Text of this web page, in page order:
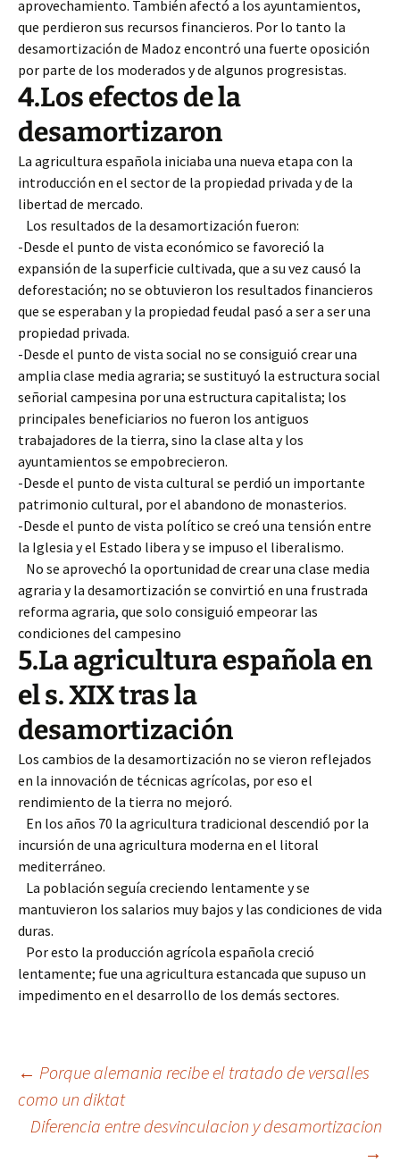
aprovechamiento. También afectó a los ayuntamientos,
que perdieron sus recursos financieros. Por lo tanto la
desamortización de Madoz encontró una fuerte oposición
por parte de los moderados y de algunos progresistas.
4.Los efectos de la
desamortizaron
La agricultura española iniciaba una nueva etapa con la
introducción en el sector de la propiedad privada y de la
libertad de mercado.
Los resultados de la desamortización fueron:
-Desde el punto de vista económico se favoreció la
expansión de la superficie cultivada, que a su vez causó la
deforestación; no se obtuvieron los resultados financieros
que se esperaban y la propiedad feudal pasó a ser a ser una
propiedad privada.
-Desde el punto de vista social no se consiguió crear una
amplia clase media agraria; se sustituyó la estructura social
señorial campesina por una estructura capitalista; los
principales beneficiarios no fueron los antiguos
trabajadores de la tierra, sino la clase alta y los
ayuntamientos se empobrecieron.
-Desde el punto de vista cultural se perdió un importante
patrimonio cultural, por el abandono de monasterios.
-Desde el punto de vista político se creó una tensión entre
la Iglesia y el Estado libera y se impuso el liberalismo.
No se aprovechó la oportunidad de crear una clase media
agraria y la desamortización se convirtió en una frustrada
reforma agraria, que solo consiguió empeorar las
condiciones del campesino
5.La agricultura española en
el s. XIX tras la
desamortización
Los cambios de la desamortización no se vieron reflejados
en la innovación de técnicas agrícolas, por eso el
rendimiento de la tierra no mejoró.
En los años 70 la agricultura tradicional descendió por la
incursión de una agricultura moderna en el litoral
mediterráneo.
La población seguía creciendo lentamente y se
mantuvieron los salarios muy bajos y las condiciones de vida
duras.
Por esto la producción agrícola española creció
lentamente; fue una agricultura estancada que supuso un
impedimento en el desarrollo de los demás sectores.
Navegación
de
← Porque alemania recibe el tratado de versalles
como un diktat
Diferencia entre desvinculacion y desamortizacion
→